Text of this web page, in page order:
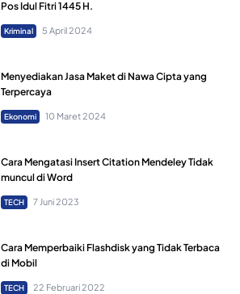
Pos Idul Fitri 1445 H.
Kriminal 5 April 2024
Menyediakan Jasa Maket di Nawa Cipta yang
Terpercaya
Ekonomi 10 Maret 2024
Cara Mengatasi Insert Citation Mendeley Tidak
muncul di Word
TECH 7 Juni 2023
Cara Memperbaiki Flashdisk yang Tidak Terbaca
di Mobil
TECH 22 Februari 2022